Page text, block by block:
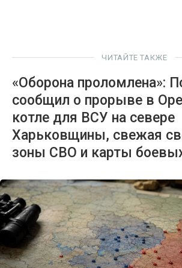
ЧИТАЙТЕ ТАКЖЕ
«Оборона проломлена»:
сообщил о прорыве в
котле для ВСУ на севере
Харьковщины, свежая
зоны СВО и карты